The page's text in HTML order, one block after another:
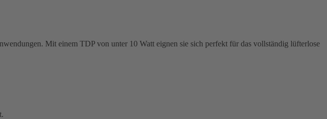
Mit einem TDP von unter 10 Watt eignen sie sich perfekt für das vollständig lüfterlose